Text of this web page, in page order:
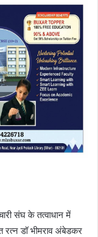
संघ के तत्वाधान में
रत्न डॉ भीमराव अंबेडकर